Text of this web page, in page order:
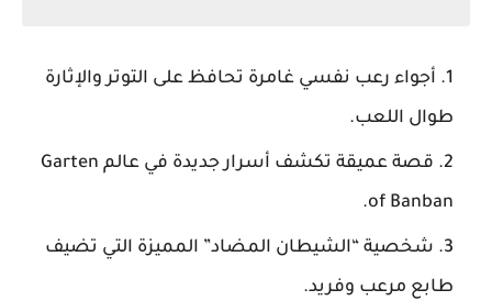
أجواء رعب نفسي غامرة تحافظ على التوتر والإثارة
طوال اللعب.
قصة عميقة تكشف أسرار جديدة في عالم Garten
of Banban.
شخصية “الشيطان المضاد” المميزة التي تضيف
طابع مرعب وفريد.